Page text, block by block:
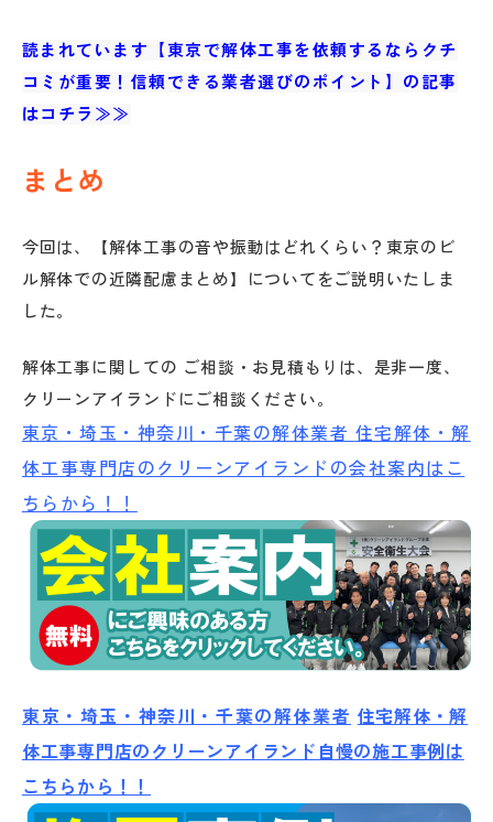
読まれています【東京で解体工事を依頼するならクチ
コミが重要！信頼できる業者選びのポイント】の記事
はコチラ≫≫
まとめ
今回は、【解体工事の音や振動はどれくらい？東京のビ
ル解体での近隣配慮まとめ】についてをご説明いたしま
した。
解体工事に関しての ご相談・お見積もりは、是非一度、
クリーンアイランドにご相談ください。
東京・埼玉・神奈川・千葉の解体業者 住宅解体・解
体工事専門店のクリーンアイランドの会社案内はこ
ちらから！！
東京・埼玉・神奈川・千葉の解体業者 住宅解体・解
体工事専門店のクリーンアイランド自慢の施工事例は
こちらから！！